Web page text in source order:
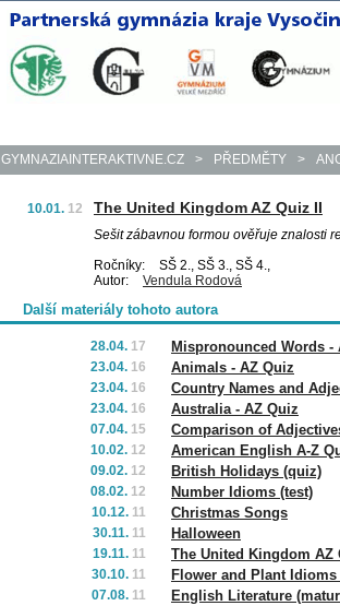
GYMNAZIAINTERAKTIVNE.CZ > PŘEDMĚTY >
10.01. 12 The United Kingdom AZ Quiz II
Sešit zábavnou formou ověřuje znalosti
Ročníky:
SŠ 2., SŠ 3., SŠ 4.,
Autor:
Vendula Rodová
Další materiály tohoto autora
28.04. 17 Mispronounced Words -
23.04. 16 Animals - AZ Quiz
23.04. 16 Country Names and
23.04. 16 Australia - AZ Quiz
07.04. 15 Comparison of
10.02. 12 American English A-Z
09.02. 12 British Holidays (quiz)
08.02. 12 Number Idioms (test)
10.12. 11 Christmas Songs
30.11. 11 Halloween
19.11. 11 The United Kingdom AZ
30.10. 11 Flower and Plant Idioms
07.08. 11 English Literature